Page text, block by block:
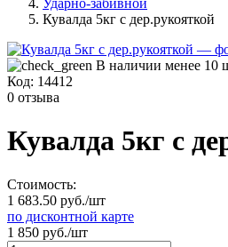
Ударно-забивной
Кувалда 5кг с дер.рукояткой
В наличии менее 10
Код: 14412
0 отзыва
Кувалда 5кг с
Стоимость:
1 683.50 руб./шт
по дисконтной карте
1 850 руб./шт